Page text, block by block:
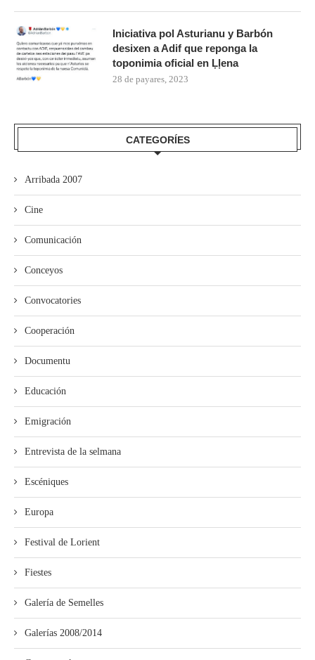
Iniciativa pol Asturianu y Barbón
desixen a Adif que reponga la
toponimia oficial en Ḷḷena
28 de payares, 2023
CATEGORÍES
Arribada 2007
Cine
Comunicación
Conceyos
Convocatories
Cooperación
Documentu
Educación
Emigración
Entrevista de la selmana
Escéniques
Europa
Festival de Lorient
Fiestes
Galería de Semelles
Galerías 2008/2014